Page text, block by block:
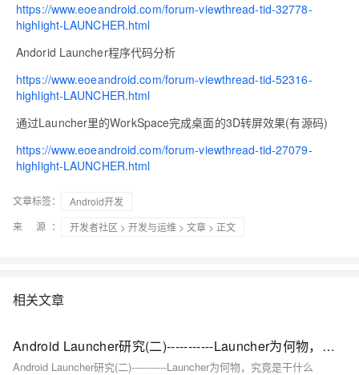
https://www.eoeandroid.com/forum-viewthread-tid-32778-
highlight-LAUNCHER.html
Andorid Launcher程序代码分析
https://www.eoeandroid.com/forum-viewthread-tid-52316-
highlight-LAUNCHER.html
通过Launcher里的WorkSpace完成桌面的3D转屏效果(有源码)
https://www.eoeandroid.com/forum-viewthread-tid-27079-
highlight-LAUNCHER.html
文章标签：
Android开发
来 源：
开发者社区 > 开发与运维 > 文章 > 正文
相关文章
Android Launcher研究(二)-----------Launcher为何物，究竟是干什么
Android Launcher研究(二)-----------Launcher为何物，究竟是干什么